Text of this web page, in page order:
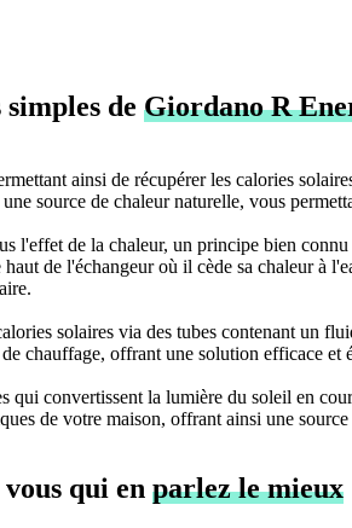
de Giordano R
ainsi de récupérer les calories
source de chaleur naturelle, vous
l'effet de la chaleur, un principe bien
de l'échangeur où il cède sa chaleur à
solaires via des tubes contenant un
chauffage, offrant une solution efficace
convertissent la lumière du soleil en
de votre maison, offrant ainsi une
qui en parlez le mieux